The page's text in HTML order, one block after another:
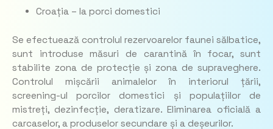
Croația – la porci domestici
Se efectuează controlul rezervoarelor faunei sălbatice,
sunt introduse măsuri de carantină în focar, sunt
stabilite zona de protecție și zona de supraveghere.
Controlul mișcării animalelor în interiorul țării,
screening-ul porcilor domestici și populațiilor de
mistreți, dezinfecție, deratizare. Eliminarea oficială a
carcaselor, a produselor secundare și a deșeurilor.